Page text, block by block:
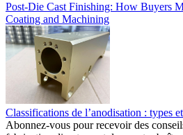
Post-Die Cast Finishing: How Buyers
Coating and Machining
Classifications de l’anodisation : types
Abonnez-vous pour recevoir des